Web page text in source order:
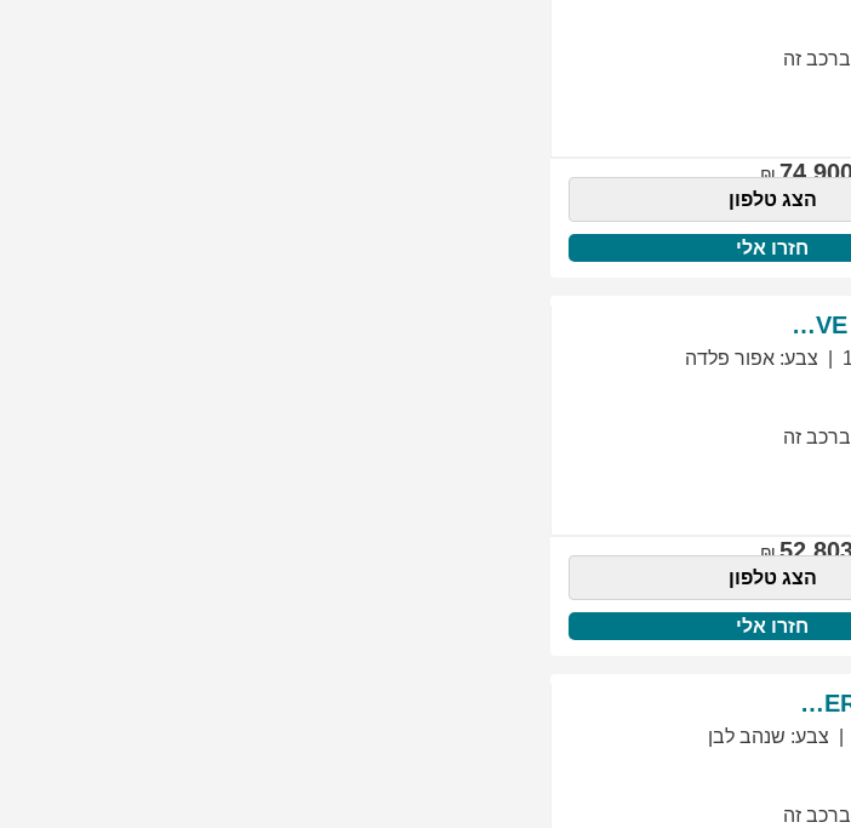
ברכב זה
הצג טלפון
חזרו אלי
EXCLUSIVE
צבע: אפור פלדה
ברכב זה
הצג טלפון
חזרו אלי
צבע: שנהב לבן
ברכב זה